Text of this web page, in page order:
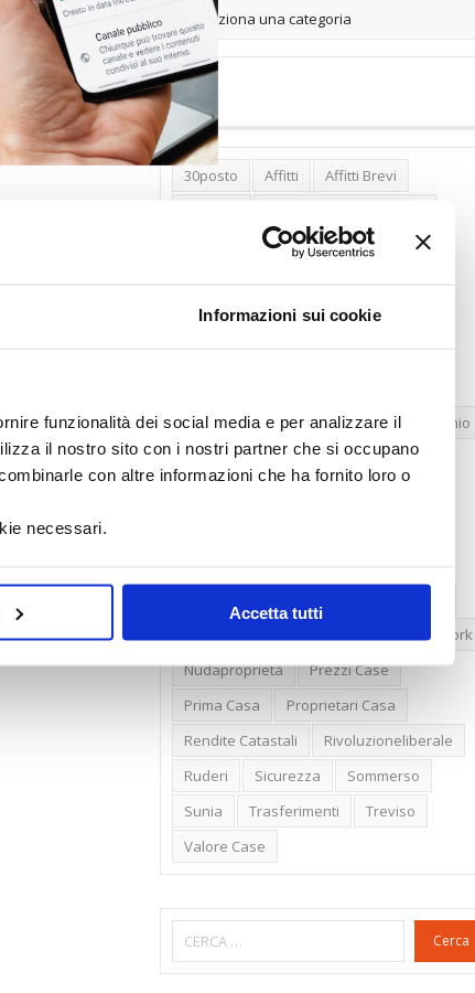
Informazioni sui cookie
funzionalità dei social media e per analizzare il
il nostro sito con i nostri partner che si occupano
con altre informazioni che ha fornito loro o
necessari.
Accetta tutti
Tag
30posto Affitti
Affitti Brevi
Banca Woolwich
Bilocali
Cambioabitazione
Carenza Alloggi
Compravendite Immobiliari
Condominio
Confcommercio
Confedilizia.EU
New York
Nudaproprietà
Prezzi Case
Prima Casa
Proprietari Casa
Rendite Catastali
Rivoluzioneliberale
Ruderi
Sicurezza
Sommerso
Sunia
Trasferimenti
Treviso
Valore Case
Cerca